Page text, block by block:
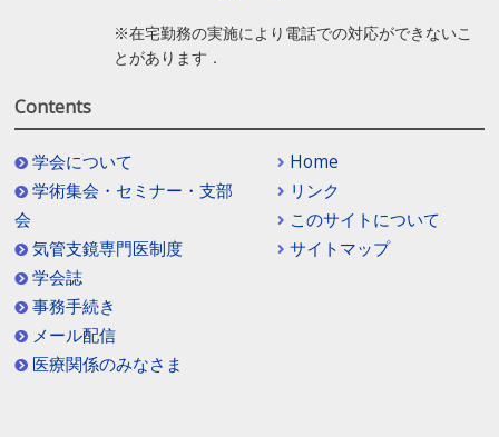
※在宅勤務の実施により電話での対応ができないこ
とがあります．
Contents
学会について
学術集会・セミナー・支部
会
気管支鏡専門医制度
学会誌
事務手続き
メール配信
医療関係のみなさま
Home
リンク
このサイトについて
サイトマップ